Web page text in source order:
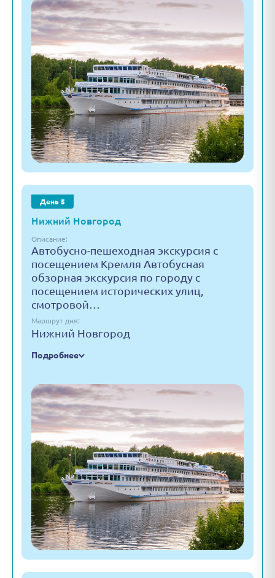
День 5
Нижний Новгород
Описание:
Автобусно-пешеходная экскурсия с
посещением Кремля Автобусная
обзорная экскурсия по городу с
посещением исторических улиц,
смотровой…
Маршрут дня:
Нижний Новгород
Подробнее